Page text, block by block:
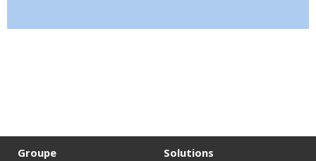
Groupe Solutions